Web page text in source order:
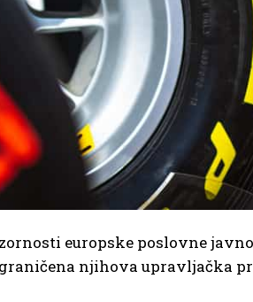
europske poslovne
njihova upravljačka